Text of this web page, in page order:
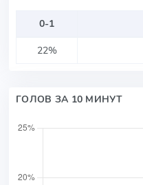
0-1
22%
ГОЛОВ ЗА 10 МИНУТ